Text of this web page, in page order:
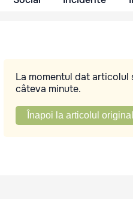
La momentul dat articolul
câteva minute.
Înapoi la articolul original